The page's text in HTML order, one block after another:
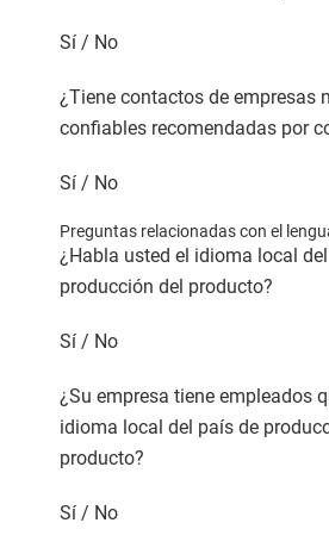
Sí / No
¿Tiene contactos de empresas
confiables recomendadas por
Sí / No
Preguntas relacionadas con el
¿Habla usted el idioma local
producción del producto?
Sí / No
¿Su empresa tiene empleados
idioma local del país de
producto?
Sí / No